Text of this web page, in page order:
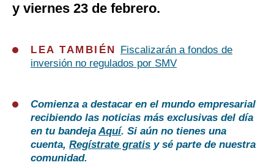
y viernes 23 de febrero.
LEA TAMBIÉN
Fiscalizarán a fondos de
inversión no regulados por SMV
Comienza a destacar en el mundo empresarial
recibiendo las noticias más exclusivas del día
en tu bandejaAquí. Si aún no tienes una
cuenta, Regístrate gratis y sé parte de nuestra
comunidad.